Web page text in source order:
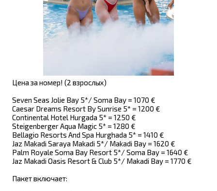
Цена за номер! (2 взрослых)
Seven Seas Jolie Bay 5*/ Soma Bay = 1070 €
Caesar Dreams Resort By Sunrise 5* = 1200 €
Continental Hotel Hurgada 5* = 1250 €
Steigenberger Aqua Magic 5* = 1280 €
Bellagio Resorts And Spa Hurghada 5* = 1410 €
Jaz Makadi Saraya Makadi 5*/ Makadi Bay = 1620 €
Palm Royale Soma Bay Resort 5*/ Soma Bay = 1640 €
Jaz Makadi Oasis Resort & Club 5*/ Makadi Bay = 1770 €
Пакет включает: